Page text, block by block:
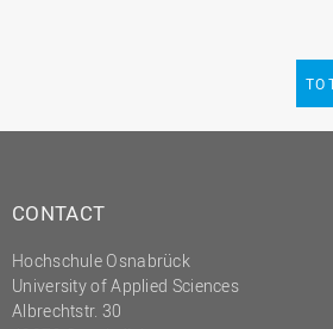
Personalrat
Präsidialbüro
Professional School
TO
CONTACT
Hochschule Osnabrück
University of Applied Sciences
Albrechtstr. 30